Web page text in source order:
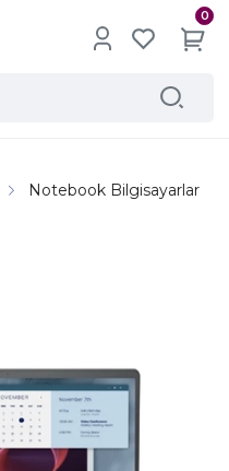
0
Notebook Bilgisayarlar